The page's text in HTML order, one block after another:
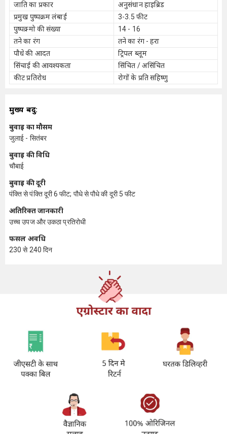
जाति का प्रकार
अनुसंधान हाइब्रिड
प्रमुख पुष्पक्रम लंबाई
3-3.5 फीट
पुष्पक्र्मो की संख्या
14 - 16
तने का रंग
तने का रंग - हरा
पौधे की आदत
ट्रिपल ब्लूम
सिंचाई की आवश्यकता
सिंचित / असिंचित
कीट प्रतिरोध
रोगों के प्रति सहिष्णु
मुख्य बिंदु:
बुवाई का मौसम
जुलाई - सितंबर
बुवाई की विधि
चौबाई
बुवाई की दूरी
पंक्ति से पंक्ति दूरी 6 फीट; पौधे से पौधे की दूरी 5 फीट
अतिरिक्त जानकारी
उच्च उपज और उकठा प्रतिरोधी
फसल अवधि
230 से 240 दिन